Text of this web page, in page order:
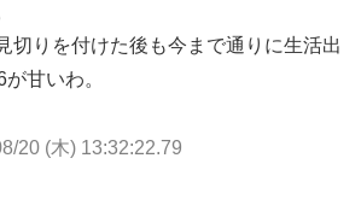
切りを付けた後も今まで通りに生活出
甘いわ。
20 (木) 13:32:22.79